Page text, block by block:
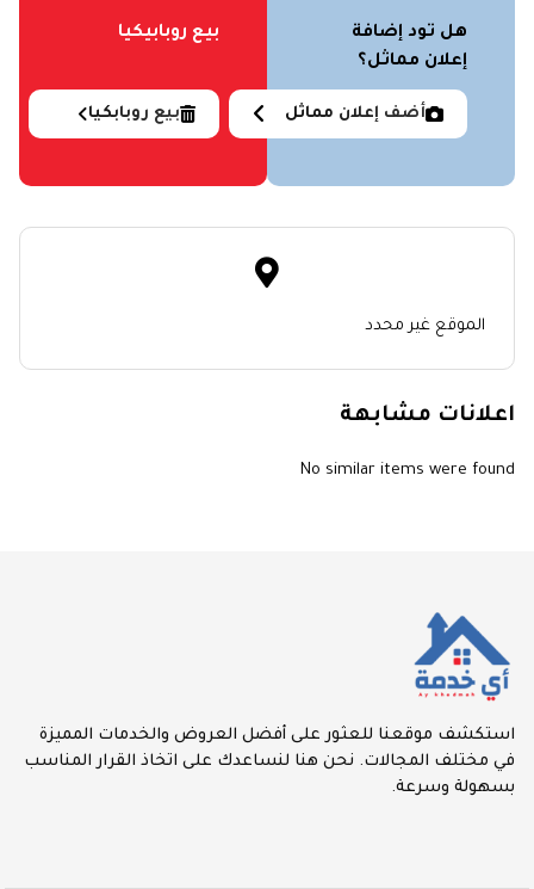
هل تود إضافة
إعلان مماثل؟
أضف إعلان مماثل
بيع روبابيكيا
بيع روبابكيا
الموقع غير محدد
اعلانات مشابهة
No similar items were found
استكشف موقعنا للعثور على أفضل العروض والخدمات المميزة
في مختلف المجالات. نحن هنا لنساعدك على اتخاذ القرار المناسب
بسهولة وسرعة.